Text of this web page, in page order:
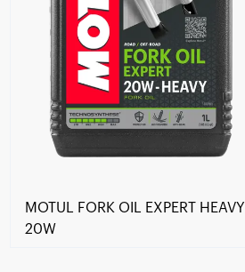
MOTUL FORK OIL EXPERT HEAVY
20W